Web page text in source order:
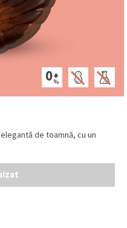
de toamnă, cu un